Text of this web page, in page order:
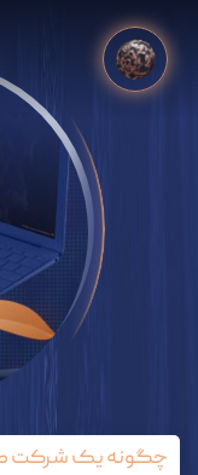
چگونه یک شرکت